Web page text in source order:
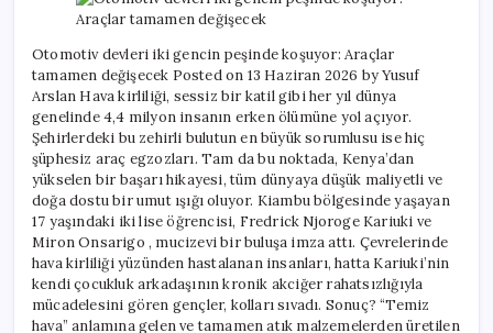
koşuyor:
tamamen
değişecek
için
Otomotiv devleri iki gencin peşinde koşuyor: Araçlar
tamamen değişecek Posted on 13 Haziran 2026 by Yusuf
Arslan Hava kirliliği, sessiz bir katil gibi her yıl dünya
genelinde 4,4 milyon insanın erken ölümüne yol açıyor.
Şehirlerdeki bu zehirli bulutun en büyük sorumlusu ise hiç
şüphesiz araç egzozları. Tam da bu noktada, Kenya’dan
yükselen bir başarı hikayesi, tüm dünyaya düşük maliyetli ve
doğa dostu bir umut ışığı oluyor. Kiambu bölgesinde yaşayan
17 yaşındaki iki lise öğrencisi, Fredrick Njoroge Kariuki ve
Miron Onsarigo , mucizevi bir buluşa imza attı. Çevrelerinde
hava kirliliği yüzünden hastalanan insanları, hatta Kariuki’nin
kendi çocukluk arkadaşının kronik akciğer rahatsızlığıyla
mücadelesini gören gençler, kolları sıvadı. Sonuç? “Temiz
hava” anlamına gelen ve tamamen atık malzemelerden üretilen